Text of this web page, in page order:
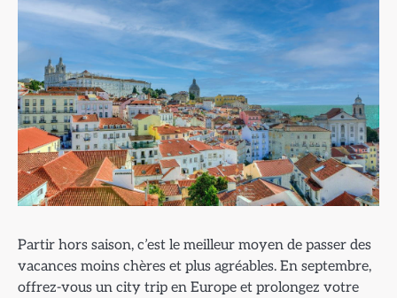
Partir hors saison, c’est le meilleur moyen de passer des
vacances moins chères et plus agréables. En septembre,
offrez-vous un city trip en Europe et prolongez votre